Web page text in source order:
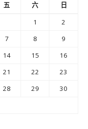
五 六
日
1
2
7 8
9
14 15
16
21 22
23
28 29
30